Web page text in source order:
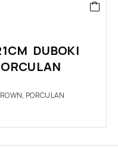
DUBOKI
PORCULAN